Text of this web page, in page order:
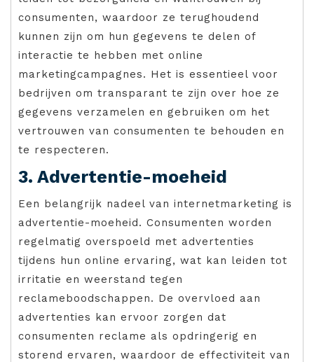
consumenten, waardoor ze terughoudend
kunnen zijn om hun gegevens te delen of
interactie te hebben met online
marketingcampagnes. Het is essentieel voor
bedrijven om transparant te zijn over hoe ze
gegevens verzamelen en gebruiken om het
vertrouwen van consumenten te behouden en
te respecteren.
3. Advertentie-moeheid
Een belangrijk nadeel van internetmarketing is
advertentie-moeheid. Consumenten worden
regelmatig overspoeld met advertenties
tijdens hun online ervaring, wat kan leiden tot
irritatie en weerstand tegen
reclameboodschappen. De overvloed aan
advertenties kan ervoor zorgen dat
consumenten reclame als opdringerig en
storend ervaren, waardoor de effectiviteit van